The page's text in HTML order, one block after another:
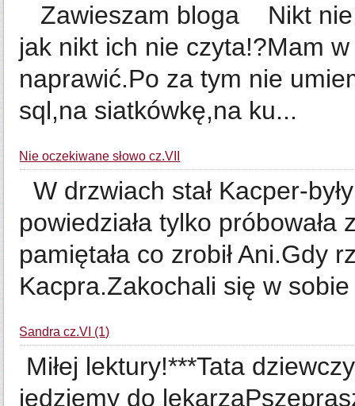
Zawieszam bloga Nikt nie
jak nikt ich nie czyta!?Mam
naprawić.Po za tym nie
sql,na siatkówkę,na ku...
Nie oczekiwane słowo cz.VII
W drzwiach stał Kacper-
powiedziała tylko
pamiętała co zrobił Ani.Gdy
Kacpra.Zakochali się w
Sandra cz.VI (1)
Miłej lektury!***Tata
jedziemy do